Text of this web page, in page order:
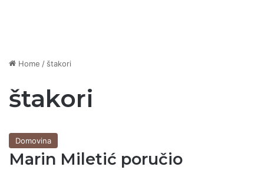
Home / štakori
štakori
Domovina
Marin Miletić poručio